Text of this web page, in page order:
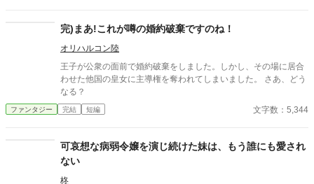
完)まあ!これが噂の婚約破棄ですのね！
オリハルコン陸
王子が公衆の面前で婚約破棄をしました。しかし、その場に居合
わせた他国の皇女に主導権を奪われてしまいました。 さあ、どう
なる？
ファンタジー 完結 短編 文字数：5,344
可哀想な病弱令嬢を演じ続けた妹は、もう誰にも愛され
ない
柊